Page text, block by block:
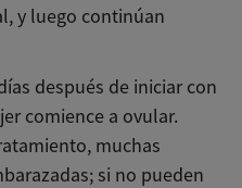
y luego continúan
después de iniciar con
comience a ovular.
muchas
si no pueden